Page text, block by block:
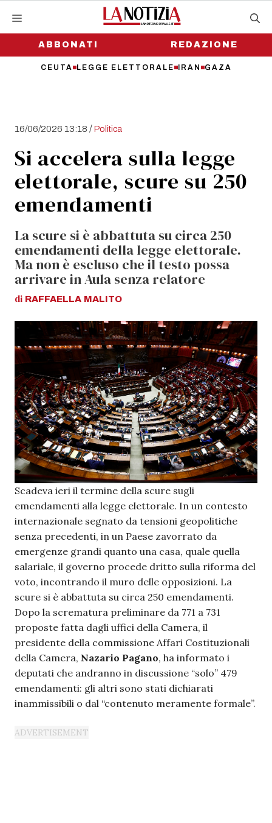
contenutoABBONATI
CEUTA LEGGE ELETTORALE IRAN GAZA
REDAZIONE
16/06/2026 13:18 /Politica
Si accelera sulla legge
elettorale, scure su 250
emendamenti
La scure si è abbattuta su circa 250
emendamenti della legge elettorale.
Ma non è escluso che il testo possa
arrivare in Aula senza relatore
di RAFFAELLA MALITO
Scadeva ieri il termine della scure sugli
emendamenti alla legge elettorale. In un contesto
internazionale segnato da tensioni geopolitiche
senza precedenti, in un Paese zavorrato da
emergenze grandi quanto una casa, quale quella
salariale, il governo procede dritto sulla riforma del
voto, incontrando il muro delle opposizioni. La
scure si è abbattuta su circa 250 emendamenti.
Dopo la scrematura preliminare da 771 a 731
proposte fatta dagli uffici della Camera, il
presidente della commissione Affari Costituzionali
della Camera, Nazario Pagano, ha informato i
deputati che andranno in discussione “solo” 479
emendamenti: gli altri sono stati dichiarati
inammissibili o dal “contenuto meramente formale”.